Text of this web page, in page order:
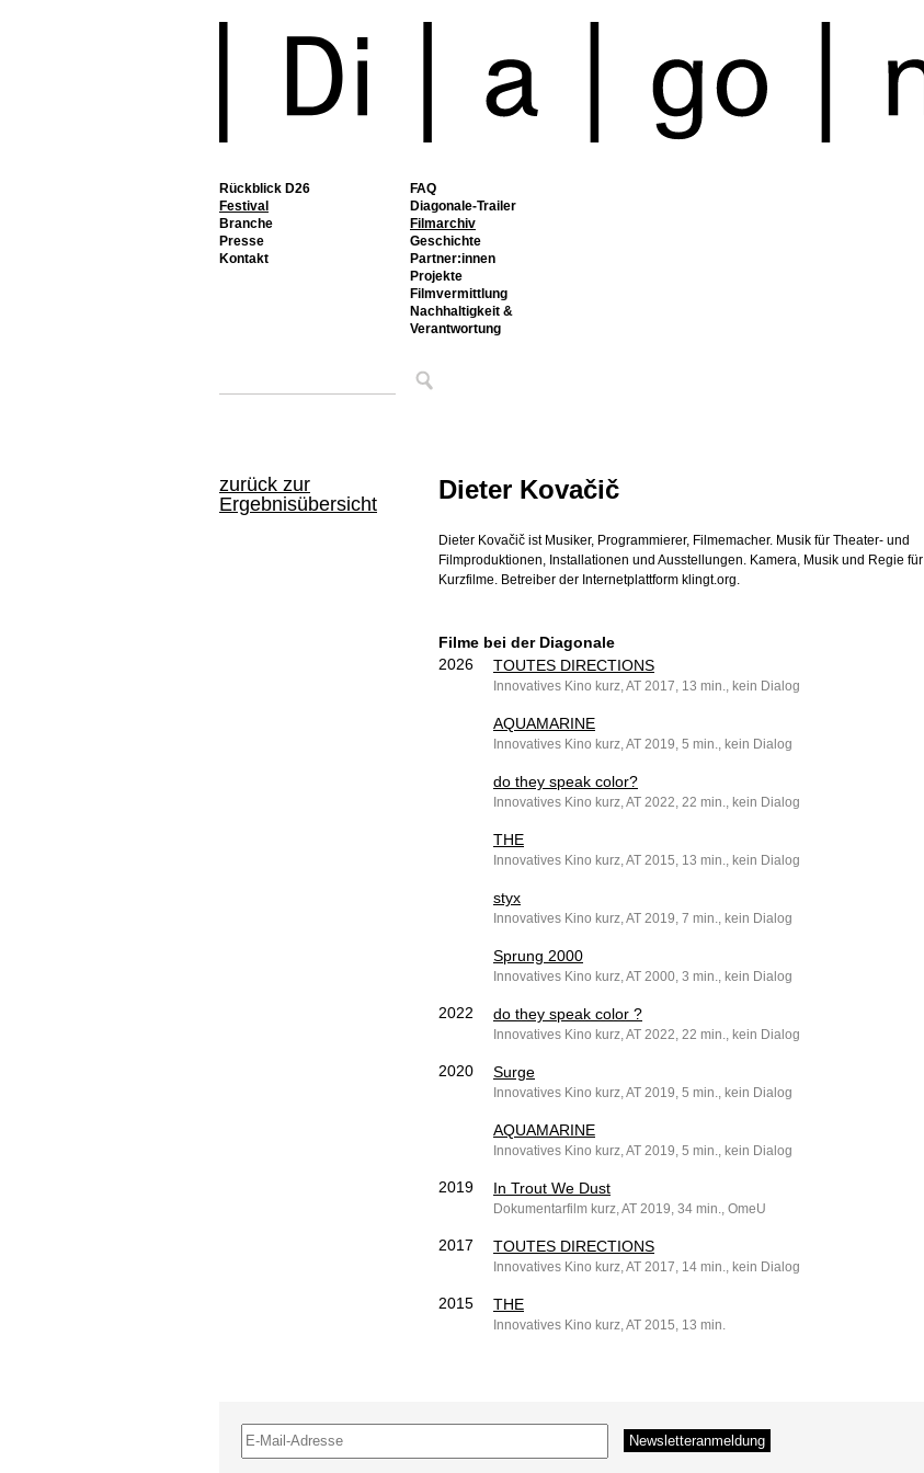
Rückblick D26
Festival
FAQ
Diagonale-Trailer
Filmarchiv
Geschichte
Partner:innen
Projekte
Filmvermittlung
Nachhaltigkeit &
Verantwortung
Branche
Presse
Kontakt
zurück zur
Ergebnisübersicht
Dieter Kovačič
Dieter Kovačič ist Musiker, Programmierer, Filmemacher. Musik für Theater- und
Filmproduktionen, Installationen und Ausstellungen. Kamera, Musik und Regie für
Kurzfilme. Betreiber der Internetplattform klingt.org.
Filme bei der Diagonale
2026
TOUTES DIRECTIONS
Innovatives Kino kurz, AT 2017, 13 min., kein Dialog
AQUAMARINE
Innovatives Kino kurz, AT 2019, 5 min., kein Dialog
do they speak color?
Innovatives Kino kurz, AT 2022, 22 min., kein Dialog
THE
Innovatives Kino kurz, AT 2015, 13 min., kein Dialog
styx
Innovatives Kino kurz, AT 2019, 7 min., kein Dialog
Sprung 2000
Innovatives Kino kurz, AT 2000, 3 min., kein Dialog
2022 do they speak color ?
Innovatives Kino kurz, AT 2022, 22 min., kein Dialog
2020 Surge
Innovatives Kino kurz, AT 2019, 5 min., kein Dialog
AQUAMARINE
Innovatives Kino kurz, AT 2019, 5 min., kein Dialog
2019 In Trout We Dust
Dokumentarfilm kurz, AT 2019, 34 min., OmeU
2017 TOUTES DIRECTIONS
Innovatives Kino kurz, AT 2017, 14 min., kein Dialog
2015 THE
Innovatives Kino kurz, AT 2015, 13 min.